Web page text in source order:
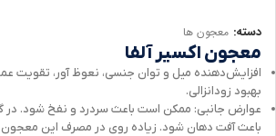
دسته: معجون ها
معجون اکسیر آلفا
افزایش‌دهنده میل و توان جنسی، نعوظ‌‌ آور، تقویت
بهبود زودانزالی.
عوارض جانبی: ممکن است باعث سردرد و نفخ شود. در
باعث آفت دهان شود. زیاده روی در مصرف این